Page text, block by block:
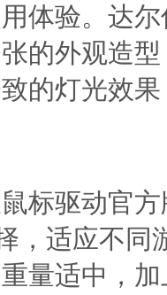
体验。达
的外观造
的灯光效
驱动官方
，适应不同
量适中，